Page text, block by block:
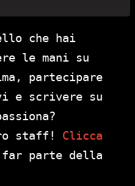
che hai
le mani su
partecipare
e scrivere su
staff! Clicca
parte della